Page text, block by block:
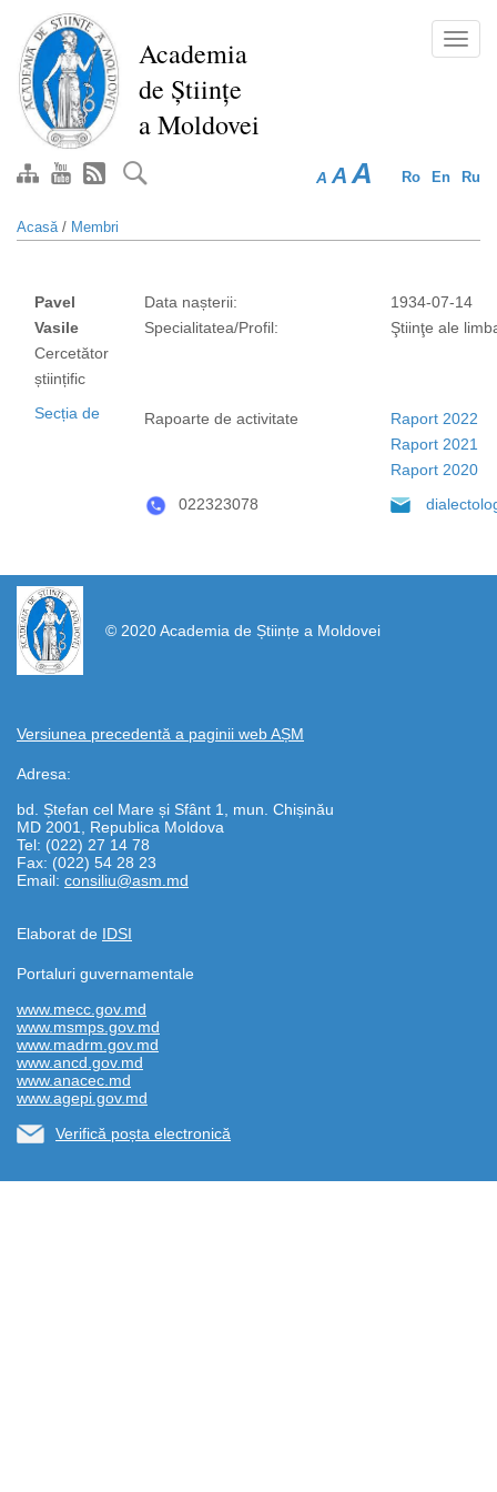
conţinutul
principal
Academia
de Științe
a Moldovei
Ro En Ru
A A A
Acasă/ Membri
Pavel
Vasile
Cercetător
științific
Data nașterii:
Specialitatea/Profil:
1934-07-14
Ştiinţe ale
Secția de Rapoarte de activitate
Raport 2022
Raport 2021
Raport 2020
022323078
© 2020 Academia de Științe a Moldovei
Versiunea precedentă a paginii web AȘM
Adresa:
bd. Ștefan cel Mare și Sfânt 1, mun. Chișinău
MD 2001, Republica Moldova
Tel: (022) 27 14 78
Fax: (022) 54 28 23
Email: consiliu@asm.md
Elaborat de IDSI
https://propletenie.ru/
Portaluri guvernamentale
www.mecc.gov.md
www.msmps.gov.md
www.madrm.gov.md
www.ancd.gov.md
www.anacec.md
www.agepi.gov.md
Verifică poșta electronică